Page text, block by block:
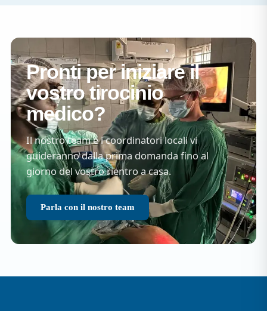
Pronti per iniziare il
vostro tirocinio
medico?
Il nostro team e i coordinatori locali vi
guideranno dalla prima domanda fino al
giorno del vostro rientro a casa.
Parla con il nostro team